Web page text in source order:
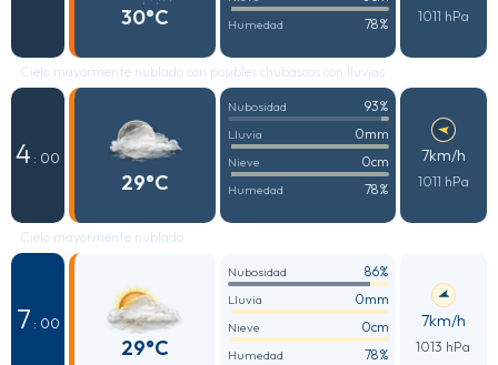
30°C Humedad 78% 1011 hPa
Cielo mayormente nublado con posibles chubascos con lluvias
4 : 00
29°C
Nubosidad 93%
Lluvia 0mm
Nieve 0cm
Humedad 78%
7km/h
1011 hPa
Cielo mayormente nublado
7 : 00
29°C
Nubosidad 86%
Lluvia 0mm
Nieve 0cm
Humedad 78%
7km/h
1013 hPa